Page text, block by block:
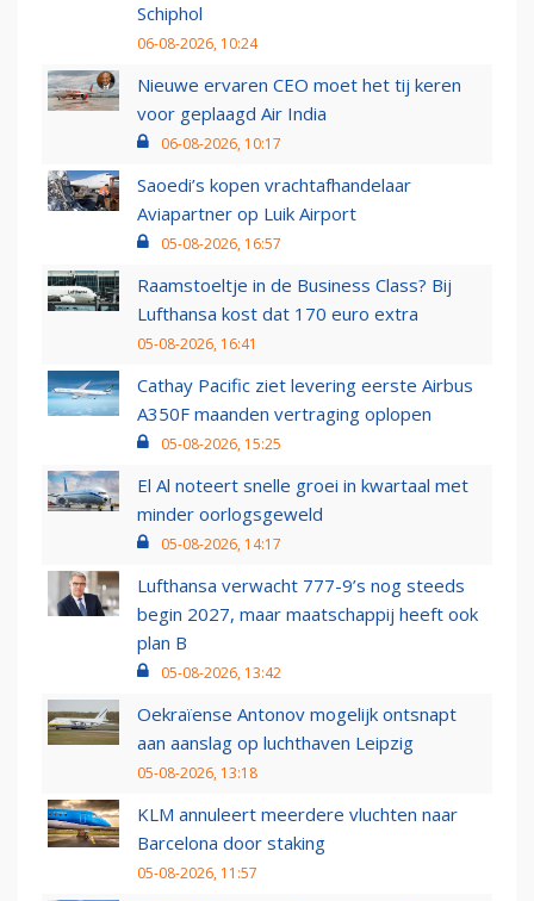
Schiphol
06-08-2026, 10:24
Nieuwe ervaren CEO moet het tij keren
voor geplaagd Air India
06-08-2026, 10:17
Saoedi’s kopen vrachtafhandelaar
Aviapartner op Luik Airport
05-08-2026, 16:57
Raamstoeltje in de Business Class? Bij
Lufthansa kost dat 170 euro extra
05-08-2026, 16:41
Cathay Pacific ziet levering eerste Airbus
A350F maanden vertraging oplopen
05-08-2026, 15:25
El Al noteert snelle groei in kwartaal met
minder oorlogsgeweld
05-08-2026, 14:17
Lufthansa verwacht 777-9’s nog steeds
begin 2027, maar maatschappij heeft ook
plan B
05-08-2026, 13:42
Oekraïense Antonov mogelijk ontsnapt
aan aanslag op luchthaven Leipzig
05-08-2026, 13:18
KLM annuleert meerdere vluchten naar
Barcelona door staking
05-08-2026, 11:57